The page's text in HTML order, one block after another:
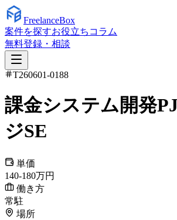
FreelanceBox
案件を探すお役立ちコラム
無料登録・相談
T260601-0188
課金システム開発
ジSE
単価
140-180万円
働き方
常駐
場所